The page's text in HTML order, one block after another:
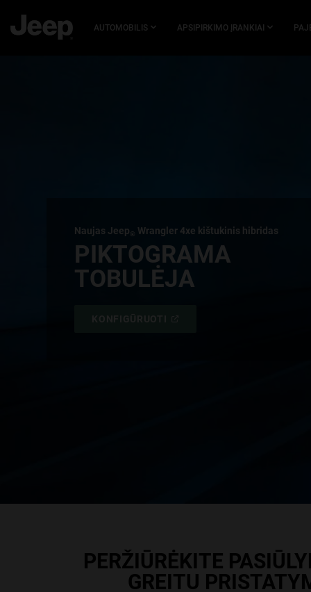
PAGRINDINĮ
TURINĮ
AUTOMOBILIS APSIPIRKIMO ĮRANKIAI
Naujas Jeep®
Wrangler 4xe kištukinis hibridas
PIKTOGRAMA
TOBULĖJA
PERŽIŪRĖKITE
GREITU